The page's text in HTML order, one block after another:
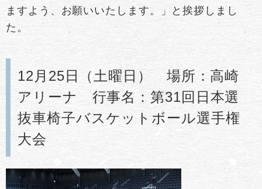
ますよう、お願いいたします。」と挨拶しまし
た。
12月25日（土曜日） 場所：高崎
アリーナ 行事名：第31回日本選
抜車椅子バスケットボール選手権
大会